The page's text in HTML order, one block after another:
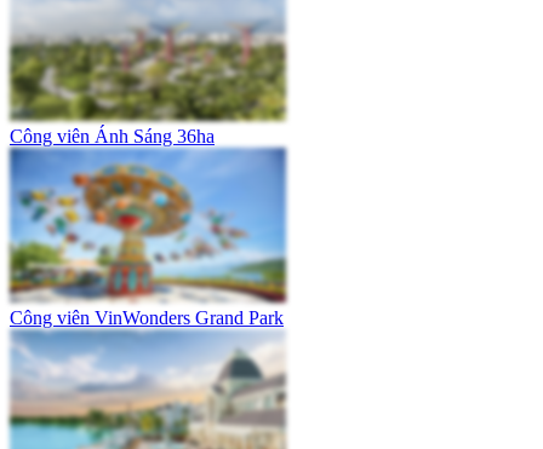
Công viên Ánh Sáng 36ha
Công viên VinWonders Grand Park